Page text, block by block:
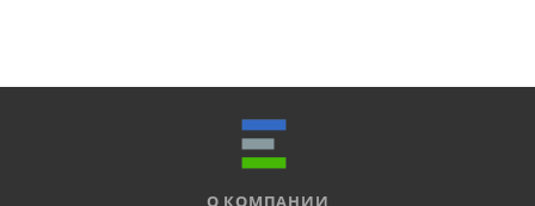
О КОМПАНИИ